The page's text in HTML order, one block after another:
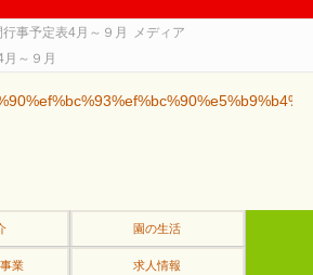
事予定表4月～９月
メディア
～９月
園の生活
業 求人情報